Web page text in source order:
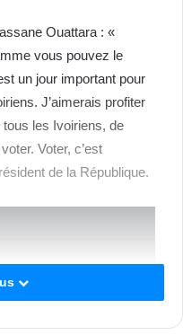
Ouattara : «
vous pouvez le
un jour important pour
J’aimerais profiter
les Ivoiriens, de
Voter, c’est
de la République.
permettra à